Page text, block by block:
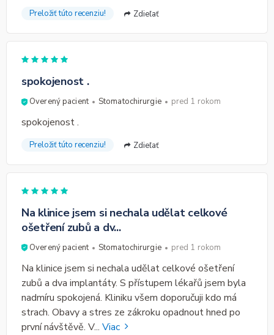
Preložiť túto recenziu! Zdieľať
spokojenost .
Overený pacient Stomatochirurgie pred 1 rokom
spokojenost .
Preložiť túto recenziu! Zdieľať
Na klinice jsem si nechala udělat celkové
ošetření zubů a dv...
Overený pacient Stomatochirurgie pred 1 rokom
Na klinice jsem si nechala udělat celkové ošetření
zubů a dva implantáty. S přístupem lékařů jsem byla
nadmíru spokojená. Kliniku všem doporučuji kdo má
strach. Obavy a stres ze zákroku opadnout hned po
první návštěvě. V... Viac